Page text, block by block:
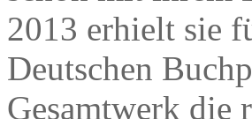
2013 erhielt sie
Deutschen
Gesamtwerk die